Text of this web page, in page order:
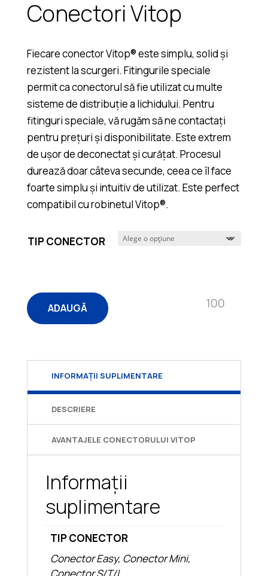
Conectori Vitop
Fiecare conector Vitop® este simplu, solid și
rezistent la scurgeri. Fitingurile speciale
permit ca conectorul să fie utilizat cu multe
sisteme de distribuție a lichidului. Pentru
fitinguri speciale, vă rugăm să ne contactați
pentru prețuri și disponibilitate. Este extrem
de ușor de deconectat și curățat. Procesul
durează doar câteva secunde, ceea ce îl face
foarte simplu și intuitiv de utilizat. Este perfect
compatibil cu robinetul Vitop®.
TIP CONECTOR
Cantitate
ADAUGĂ
INFORMAȚII SUPLIMENTARE
DESCRIERE
AVANTAJELE CONECTORULUI VITOP
Informații
suplimentare
TIP CONECTOR
Conector Easy, Conector Mini,
Conector S/T/L